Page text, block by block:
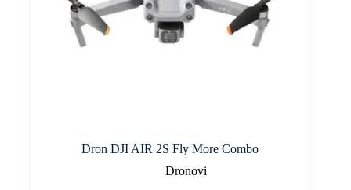
Dron DJI AIR 2S Fly More Combo
Dronovi